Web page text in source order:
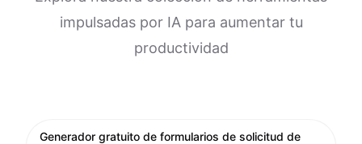
impulsadas por IA para aumentar tu
productividad
Generador gratuito de formularios de solicitud de